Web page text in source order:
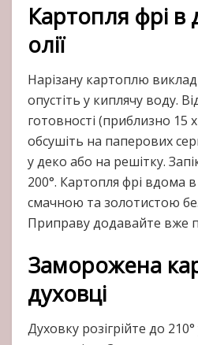
Картопля фрі в
олії
Нарізану картоплю
опустіть у киплячу воду.
готовності (приблизно 15
обсушіть на паперових
у деко або на решітку.
200°. Картопля фрі вдома
смачною та золотистою без
Приправу додавайте вже
Заморожена
духовці
Духовку розігрійте до